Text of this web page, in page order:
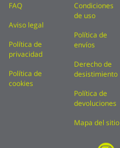
FAQ
Aviso legal
Política de
privacidad
Política de
cookies
Condiciones
de uso
Política de
envíos
Derecho de
desistimiento
Política de
devoluciones
Mapa del sitio